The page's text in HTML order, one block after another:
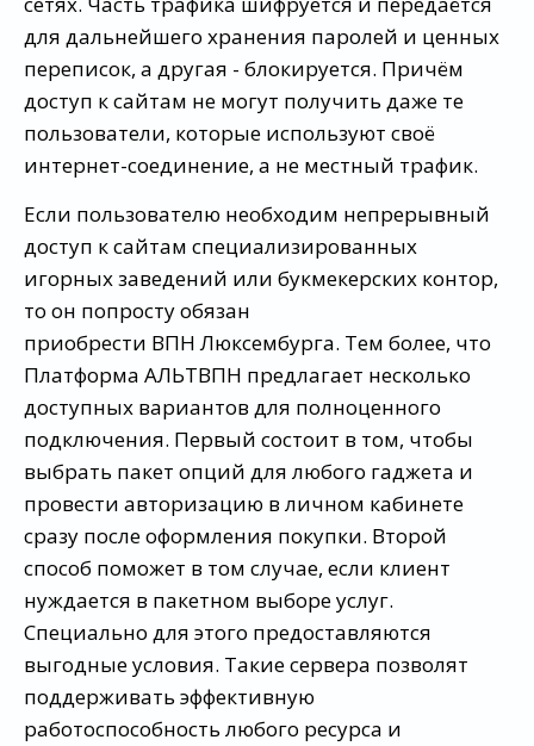
для дальнейшего хранения паролей и ценных
переписок, а другая - блокируется. Причём
доступ к сайтам не могут получить даже те
пользователи, которые используют своё
интернет-соединение, а не местный трафик.
Если пользователю необходим непрерывный
доступ к сайтам специализированных
игорных заведений или букмекерских контор,
то он попросту обязан
приобрести ВПН Люксембурга. Тем более, что
Платформа АЛЬТВПН предлагает несколько
доступных вариантов для полноценного
подключения. Первый состоит в том, чтобы
выбрать пакет опций для любого гаджета и
провести авторизацию в личном кабинете
сразу после оформления покупки. Второй
способ поможет в том случае, если клиент
нуждается в пакетном выборе услуг.
Специально для этого предоставляются
выгодные условия. Такие сервера позволят
поддерживать эффективную
работоспособность любого ресурса и